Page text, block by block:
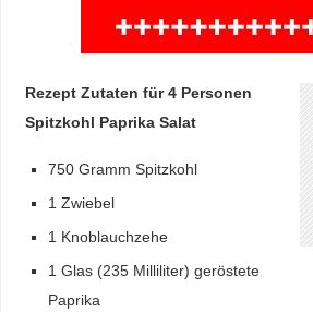
Rezept Zutaten für 4 Personen
Spitzkohl Paprika Salat
750 Gramm Spitzkohl
1 Zwiebel
1 Knoblauchzehe
1 Glas (235 Milliliter) geröstete
Paprika